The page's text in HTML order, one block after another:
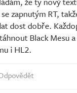
zapnutým RT,
dost dobře.
Black Mesu
i HL2.